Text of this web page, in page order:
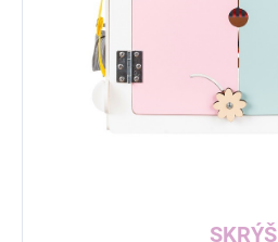
SKRÝŠ